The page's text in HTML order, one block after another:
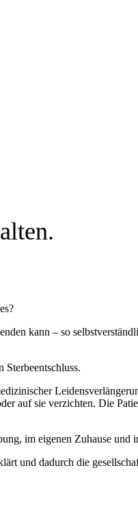
kann – so
auf sie verzichten. Die
im eigenen Zuhause und
und dadurch die